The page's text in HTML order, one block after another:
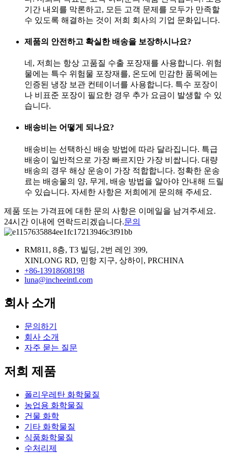
기간 내외를 막론하고, 모든 고객 문제를 모두가 만족할
수 있도록 해결하는 것이 저희 회사의 기업 문화입니다.
제품의 안전하고 확실한 배송을 보장하시나요?
네, 저희는 항상 고품질 수출 포장재를 사용합니다. 위험
물에는 특수 위험물 포장재를, 온도에 민감한 품목에는
인증된 냉장 보관 컨테이너를 사용합니다. 특수 포장이
나 비표준 포장이 필요한 경우 추가 요금이 발생할 수 있
습니다.
배송비는 어떻게 되나요?
배송비는 선택하신 배송 방법에 따라 달라집니다. 특급
배송이 일반적으로 가장 빠르지만 가장 비쌉니다. 대량
배송의 경우 해상 운송이 가장 적합합니다. 정확한 운송
료는 배송물의 양, 무게, 배송 방법을 알아야 안내해 드릴
수 있습니다. 자세한 사항은 저희에게 문의해 주세요.
제품 또는 가격표에 대한 문의 사항은 이메일을 남겨주세요.
24시간 이내에 연락드리겠습니다.문의
RM811, 8층, T3 빌딩, 2번 레인 399,
XINLONG RD, 민항 지구, 상하이, PRCHINA
+86-13918608198
luna@incheeintl.com
회사 소개
문의하기
회사 소개
자주 묻는 질문
저희 제품
폴리우레탄 화학물질
농업용 화학물질
건물 화학
기타 화학물질
식품화학물질
수처리제